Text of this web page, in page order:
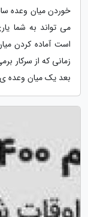
خوردن میان وعده
می تواند به شما
است آماده کردن
زمانی که از سرکار
بعد یک میان وعده